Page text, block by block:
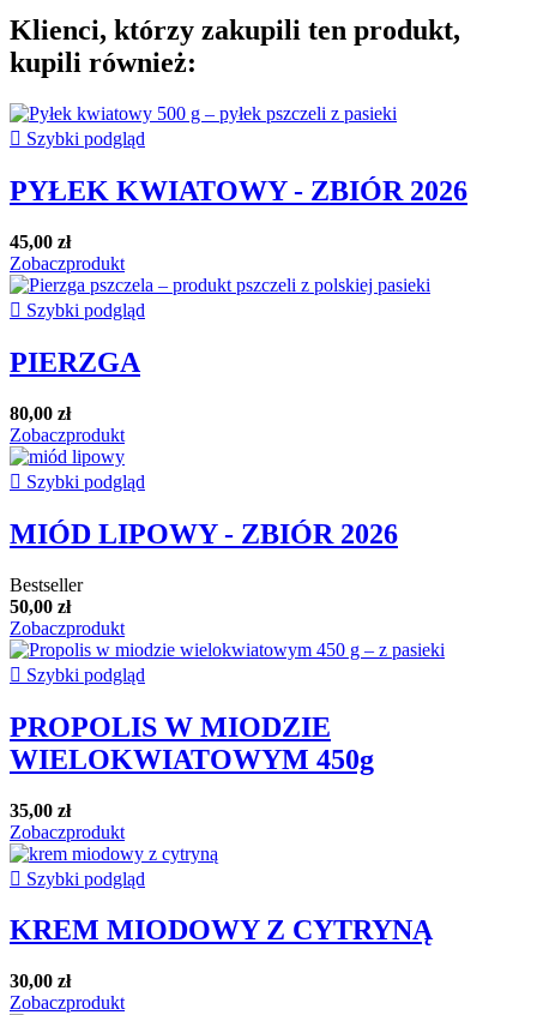
Klienci, którzy zakupili ten produkt,
kupili również:
 Szybki podgląd
PYŁEK KWIATOWY - ZBIÓR 2026
45,00 zł
Zobaczprodukt
 Szybki podgląd
PIERZGA
80,00 zł
Zobaczprodukt
 Szybki podgląd
MIÓD LIPOWY - ZBIÓR 2026
Bestseller
50,00 zł
Zobaczprodukt
 Szybki podgląd
PROPOLIS W MIODZIE
WIELOKWIATOWYM 450g
35,00 zł
Zobaczprodukt
 Szybki podgląd
KREM MIODOWY Z CYTRYNĄ
30,00 zł
Zobaczprodukt